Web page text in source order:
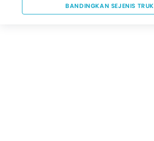
BANDINGKAN SEJENIS TRUK